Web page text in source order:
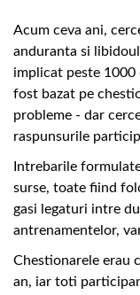
Acum ceva ani,
anduranta si
implicat peste
fost bazat pe
probleme - dar
raspunsurile
Intrebarile
surse, toate fiind
gasi legaturi intre
antrenamentelor,
Chestionarele erau
an, iar toti